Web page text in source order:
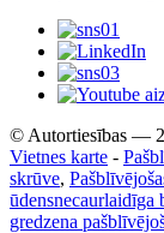
© Autortiesības —
Vietnes karte -
skrūve,
ūdensnecaurlaidīga
gredzena